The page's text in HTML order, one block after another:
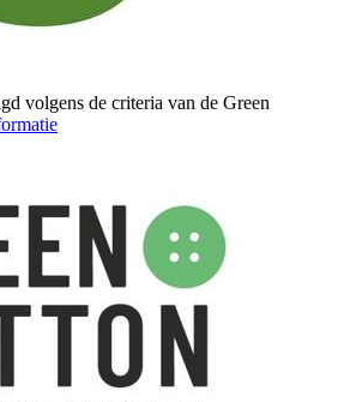
volgens de criteria van de Green